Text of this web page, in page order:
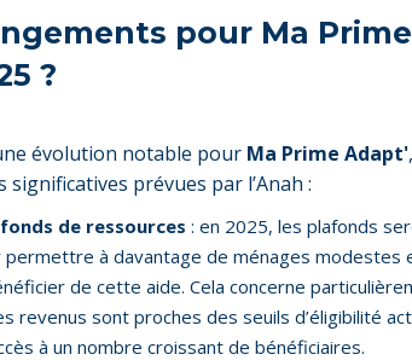
pour Ma Prime
?
évolution notable pour Ma Prime Adapt'
prévues par l’Anah :
de ressources : en 2025, les plafonds
permettre à davantage de ménages modestes
de cette aide. Cela concerne
revenus sont proches des seuils d’éligibilité
à un nombre croissant de bénéficiaires.